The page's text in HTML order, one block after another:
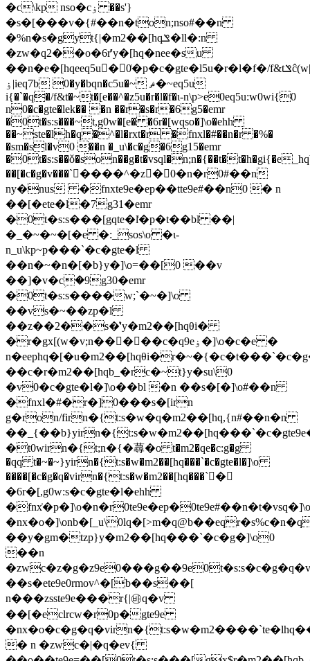
�c\kp nso�cۏ ��s'}
�s�[���v�{#��n�ton;nso#��n
�%n�s�gyt{|�m2��[hqݏ�ll�:n
�zw�q2��o�6r͑'y�[hq�nee�su
��n�e�[hqeeq5u�0͑�p�c�gte�l5u�r�l�f�/f&tݏĉ(w|i�h��0qq(up�s��n�s0w n�[js0w n�[i{�[�qlqqq:s�w\p>e�/f&tx[(w5u�r�l�f�ݏĉ
ۏ|ieq7b 0�y�bqn�c5u�~ ޘ�~eq5u
i{�`�q�/f&t�~t�[e��^�z5u�r�l�f�ɩ-n\p>e0eq5u:w0wi{0
n0�c�gte�lek�� �n ��r�s�r�6g5�emr
�0t�s:s���~t,g0w�[e� �6r�[wqso�]\o�ehh
��~ste�lh�q �^�l�rxt�r �fnxl�#��n�r �%�
�sm�sl�v0 ��n �_u\�c�g�6g15�emr
��[�c�g�v���`����^�z�0�n�r0#��n
ny�nus �fnxte9e�ep��tte9e#��n0 � n
��[�ete�l�7g31�emr
�0t�s:s���[gqte�l͑�p�t��bl ��|
�_�~�~�[�e �:_sos\o �ɩ-
n_u\kp~p���`�c�gte�l
��n�~�n�[�b}y�]\o=��[0 ��v
��]�v�cؚ�9g30�emr
�0t�s:s����w;`�~�]\o
��vs�~��zp�l
��z��2��s�͑'y�m2��[hqθi�
�r�gx[(w�v;n��� ��c�q9eۏ�]\o�c�e �
��c�r�m2��[hqb_�rc�~t}y�su\0
�v0�c�gte�l�]\o��bl �n ��s�[�]\o#��n
�fnxl�#�r�]0���s�[irn
g�ron/firn�{t:s�w�q�m2��[hq,{n#��n�n
�t0wirn�{t;n�{�蕁�o t�m2�qe�c:g�g
�qq t�~�~}yirn�{t:s�w�m2��[hq���`�c�gte�l�]\o
����[�c�g�q�virn�{t:s�w�m2��[hq���`�
�6r�[,g0w:s�c�gte�l�ehh
��y�gm�tzp}y�m2��[hq���`�c�g�]\o0
��n
��s�ete9e0rmov^�[b��s��[
n���zsste9e���r{|㉳q�v
��[�eclrcw�r0p�gte9e
� n �zwc�|�q�ev{